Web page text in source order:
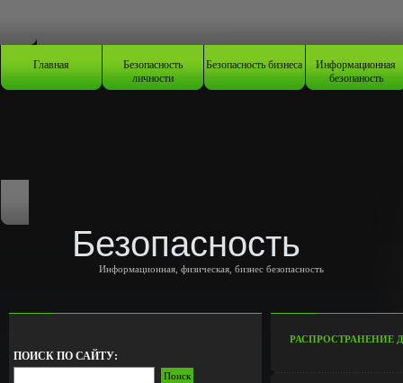
Главная Безопасность
личности
Безопасность бизнеса Информационная
безопаность
Безопасность
Информационная, физическая, бизнес безопасность
ПОИСК ПО САЙТУ:
РАСПРОСТРАНЕНИЕ